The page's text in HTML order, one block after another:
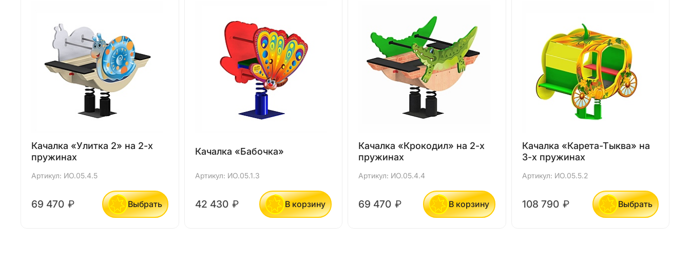
Качалка «Улитка 2» на 2-х
пружинах
Артикул: ИО.05.4.5
69 470 ₽ Выбрать
Качалка «Бабочка»
Артикул: ИО.05.1.3
42 430 ₽ В корзину
Качалка «Крокодил» на 2-х
пружинах
Артикул: ИО.05.4.4
69 470 ₽ В корзину
Качалка «Карета-Тыква» на
3-х пружинах
Артикул: ИО.05.5.2
108 790 ₽ Выбрать